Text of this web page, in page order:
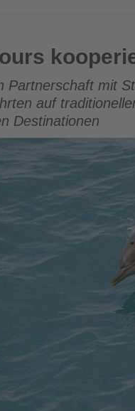
künftig mit
Partnerschaft mit
auf
Destinationen